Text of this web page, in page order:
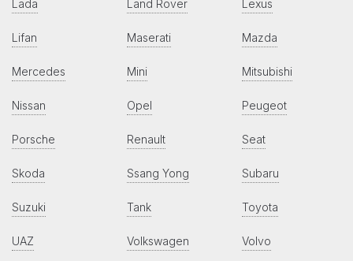
Lada Land Rover Lexus
Lifan Maserati Mazda
Mercedes Mini Mitsubishi
Nissan Opel Peugeot
Porsche Renault Seat
Skoda Ssang Yong Subaru
Suzuki Tank Toyota
UAZ Volkswagen Volvo